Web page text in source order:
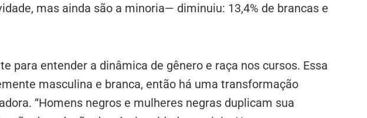
mas ainda são a minoria— diminuiu: 13,4% de brancas e
para entender a dinâmica de gênero e raça nos cursos. Essa
masculina e branca, então há uma transformação
“Homens negros e mulheres negras duplicam sua